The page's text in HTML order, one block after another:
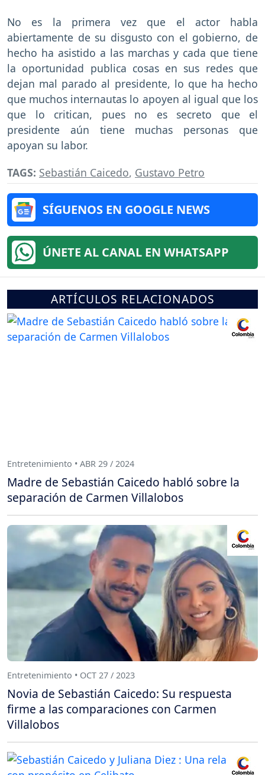
No es la primera vez que el actor habla
abiertamente de su disgusto con el gobierno, de
hecho ha asistido a las marchas y cada que tiene
la oportunidad publica cosas en sus redes que
dejan mal parado al presidente, lo que ha hecho
que muchos internautas lo apoyen al igual que los
que lo critican, pues no es secreto que el
presidente aún tiene muchas personas que
apoyan su labor.
TAGS: Sebastián Caicedo, Gustavo Petro
SÍGUENOS EN GOOGLE NEWS
ÚNETE AL CANAL EN WHATSAPP
ARTÍCULOS RELACIONADOS
Entretenimiento • ABR 29 / 2024
Madre de Sebastián Caicedo habló sobre la
separación de Carmen Villalobos
Entretenimiento • OCT 27 / 2023
Novia de Sebastián Caicedo: Su respuesta
firme a las comparaciones con Carmen
Villalobos